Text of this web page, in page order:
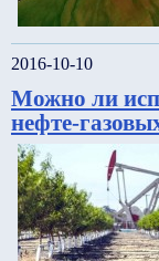
2016-10-10
Можно ли
нефте-